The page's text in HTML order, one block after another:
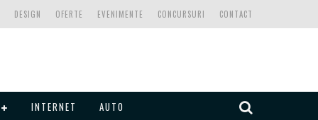
CONTACT
CONCURSURI
EVENIMENTE
OFERTE
DESIGN
INTERNET AUTO